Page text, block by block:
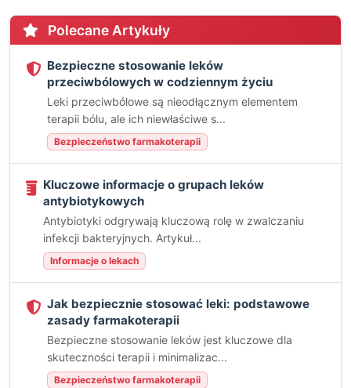
Polecane Artykuły
Bezpieczne stosowanie leków
przeciwbólowych w codziennym życiu
Leki przeciwbólowe są nieodłącznym elementem
terapii bólu, ale ich niewłaściwe s...
Bezpieczeństwo farmakoterapii
Kluczowe informacje o grupach leków
antybiotykowych
Antybiotyki odgrywają kluczową rolę w zwalczaniu
infekcji bakteryjnych. Artykuł...
Informacje o lekach
Jak bezpiecznie stosować leki: podstawowe
zasady farmakoterapii
Bezpieczne stosowanie leków jest kluczowe dla
skuteczności terapii i minimalizac...
Bezpieczeństwo farmakoterapii